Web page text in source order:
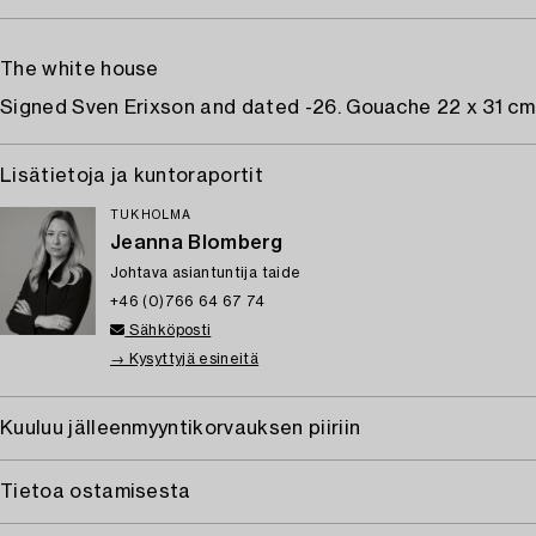
The white house
Signed Sven Erixson and dated -26. Gouache 22 x 31
Lisätietoja ja kuntoraportit
TUKHOLMA
Jeanna Blomberg
Johtava asiantuntija taide
+46 (0)766 64 67 74
Sähköposti
→ Kysyttyjä esineitä
Kuuluu jälleenmyyntikorvauksen piiriin
Tietoa ostamisesta